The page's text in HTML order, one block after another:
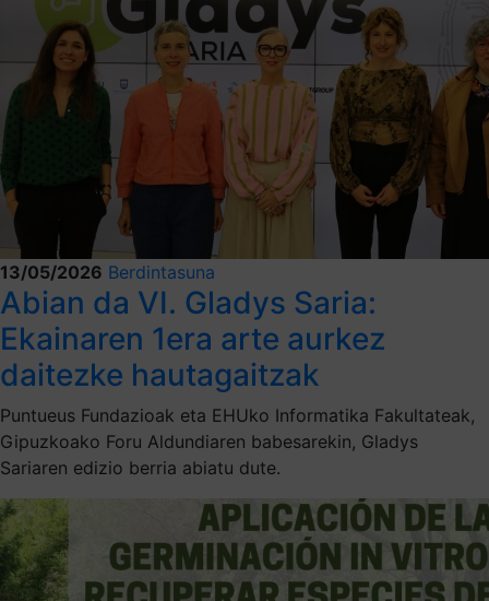
13/05/2026 Berdintasuna
Abian da VI. Gladys Saria:
Ekainaren 1era arte aurkez
daitezke hautagaitzak
Puntueus Fundazioak eta EHUko Informatika Fakultateak,
Gipuzkoako Foru Aldundiaren babesarekin, Gladys
Sariaren edizio berria abiatu dute.